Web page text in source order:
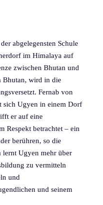
abgelegensten Schule
im Himalaya auf
zwischen Bhutan und
Bhutan, wird in die
Fernab von
sich Ugyen in einem Dorf
er auf eine
Respekt betrachtet – ein
berühren, so die
lernt Ugyen mehr über
zu vermitteln
und
und seinem